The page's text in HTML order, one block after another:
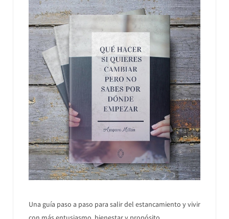
Una guía paso a paso para salir del estancamiento y vivir